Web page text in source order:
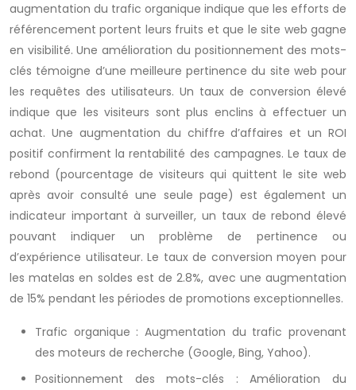
augmentation du trafic organique indique que les efforts de
référencement portent leurs fruits et que le site web gagne
en visibilité. Une amélioration du positionnement des mots-
clés témoigne d’une meilleure pertinence du site web pour
les requêtes des utilisateurs. Un taux de conversion élevé
indique que les visiteurs sont plus enclins à effectuer un
achat. Une augmentation du chiffre d’affaires et un ROI
positif confirment la rentabilité des campagnes. Le taux de
rebond (pourcentage de visiteurs qui quittent le site web
après avoir consulté une seule page) est également un
indicateur important à surveiller, un taux de rebond élevé
pouvant indiquer un problème de pertinence ou
d’expérience utilisateur. Le taux de conversion moyen pour
les matelas en soldes est de 2.8%, avec une augmentation
de 15% pendant les périodes de promotions exceptionnelles.
Trafic organique : Augmentation du trafic provenant
des moteurs de recherche (Google, Bing, Yahoo).
Positionnement des mots-clés : Amélioration du